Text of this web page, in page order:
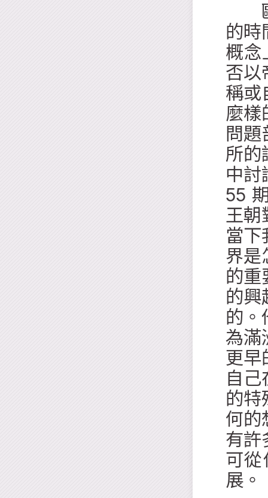
歐
的時
概念
否以
稱或
麼樣
問
所的
中討
55
王朝
當下
界是
的重
的興
的。
為滿
更早
自
的特
何的
有許
可
展。